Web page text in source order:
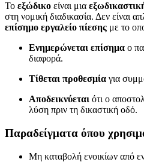
Το εξώδικο είναι μια
στη νομική διαδικασία. Δεν είναι
επίσημο εργαλείο πίεσης με το
Ενημερώνεται επίσημα ο
διαφορά.
Τίθεται προθεσμία για
Αποδεικνύεται ότι ο
λύση πριν τη δικαστική οδό.
Παραδείγματα όπου
Μη καταβολή ενοικίων από